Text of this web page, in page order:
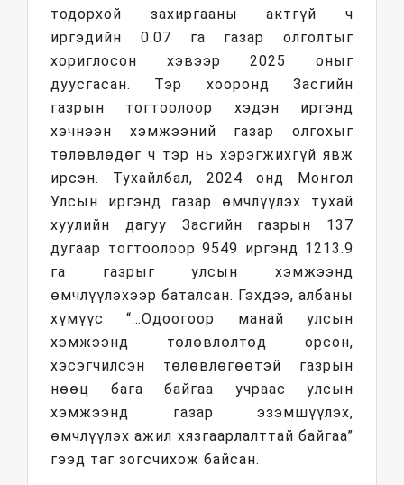
тодорхой захиргааны актгүй ч
иргэдийн 0.07 га газар олголтыг
хориглосон хэвээр 2025 оныг
дуусгасан. Тэр хооронд Засгийн
газрын тогтоолоор хэдэн иргэнд
хэчнээн хэмжээний газар олгохыг
төлөвлөдөг ч тэр нь хэрэгжихгүй явж
ирсэн. Тухайлбал, 2024 онд Монгол
Улсын иргэнд газар өмчлүүлэх тухай
хуулийн дагуу Засгийн газрын 137
дугаар тогтоолоор 9549 иргэнд 1213.9
га газрыг улсын хэмжээнд
өмчлүүлэхээр баталсан. Гэхдээ, албаны
хүмүүс “…Одоогоор манай улсын
хэмжээнд төлөвлөлтөд орсон,
хэсэгчилсэн төлөвлөгөөтэй газрын
нөөц бага байгаа учраас улсын
хэмжээнд газар эзэмшүүлэх,
өмчлүүлэх ажил хязгаарлалттай байгаа”
гээд таг зогсчихож байсан.